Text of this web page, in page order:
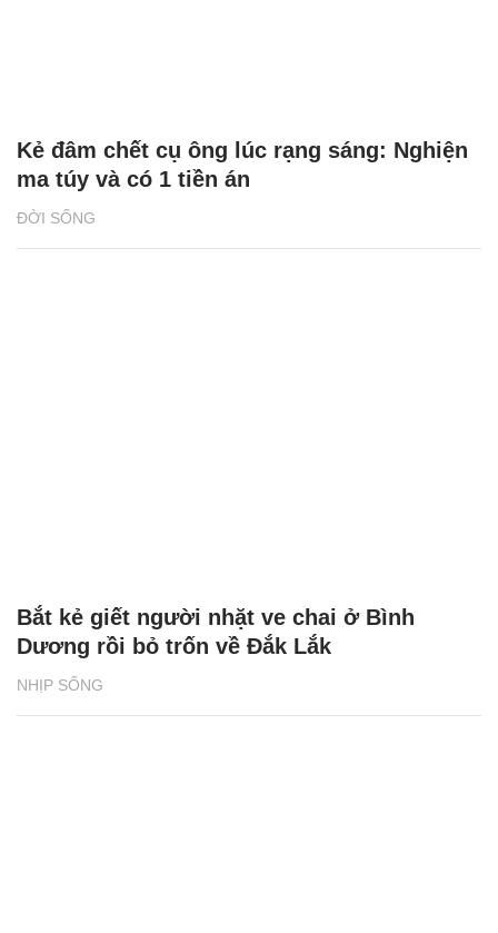
ĐỜI SỐNG
Kẻ đâm chết cụ ông lúc rạng sáng: Nghiện
ma túy và có 1 tiền án
NHỊP SỐNG
Bắt kẻ giết người nhặt ve chai ở Bình
Dương rồi bỏ trốn về Đắk Lắk